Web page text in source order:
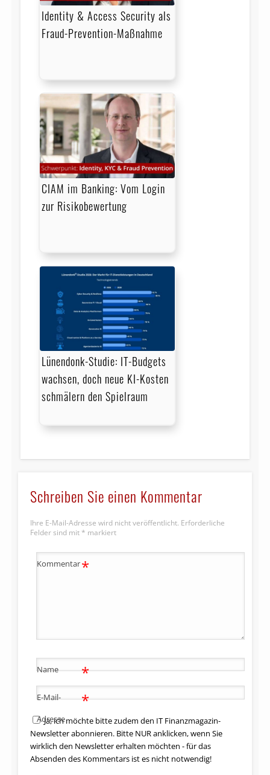
Identity & Access Security als
Fraud-Prevention-Maßnahme
CIAM im Banking: Vom Login
zur Risikobewertung
Lünendonk-Studie: IT-Budgets
wachsen, doch neue KI-Kosten
schmälern den Spielraum
Schreiben Sie einen Kommentar
Ihre E-Mail-Adresse wird nicht veröffentlicht. Erforderliche
Felder sind mit * markiert
Kommentar*
Name *
E-Mail-
Adresse
*
Ja, ich möchte bitte zudem den IT Finanzmagazin-
Newsletter abonnieren. Bitte NUR anklicken, wenn Sie
wirklich den Newsletter erhalten möchten - für das
Absenden des Kommentars ist es nicht notwendig!